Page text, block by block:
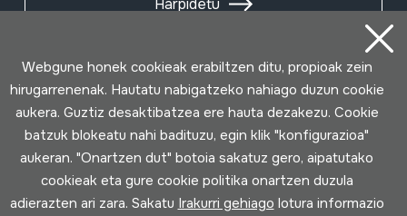
Webgune honek cookieak erabiltzen ditu, propioak zein
hirugarrenenak. Hautatu nabigatzeko nahiago duzun cookie
aukera. Guztiz desaktibatzea ere hauta dezakezu. Cookie
batzuk blokeatu nahi badituzu, egin klik "konfigurazioa"
aukeran. "Onartzen dut" botoia sakatuz gero, aipatutako
cookieak eta gure cookie politika onartzen duzula
adierazten ari zara. Sakatu Irakurri gehiago lotura informazio